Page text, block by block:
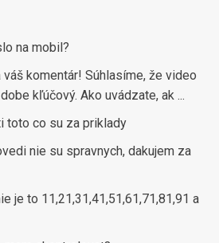
na mobil?
váš komentár! Súhlasíme, že video
kľúčový. Ako uvádzate, ak ...
toto co su za priklady
nie su spravnych, dakujem za
je to 11,21,31,41,51,61,71,81,91 a